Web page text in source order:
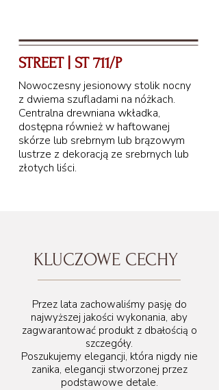
56 cm
STREET | ST 711/P
Nowoczesny jesionowy stolik nocny
z dwiema szufladami na nóżkach.
Centralna drewniana wkładka,
dostępna również w haftowanej
skórze lub srebrnym lub brązowym
lustrze z dekoracją ze srebrnych lub
złotych liści.
KLUCZOWE CECHY
Przez lata zachowaliśmy pasję do
najwyższej jakości wykonania, aby
zagwarantować produkt z dbałością o
szczegóły.
Poszukujemy elegancji, która nigdy nie
zanika, elegancji stworzonej przez
podstawowe detale.